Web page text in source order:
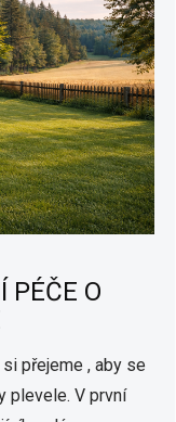
PÉČE O
přejeme , aby se
plevele. V první